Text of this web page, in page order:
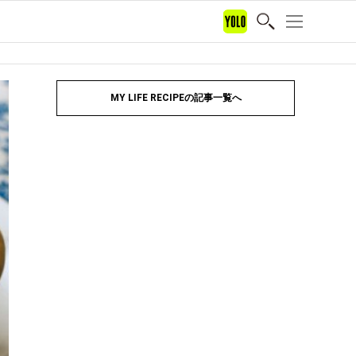
MY LIFE RECIPEの記事一覧へ